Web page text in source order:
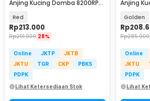
Anjing Kucing Domba 8200RPM
Red
Rp213.000
Rp291.900 28%
Online JKTP
JKTB
JKTU
TGR CKP
PBKS
PDPK
Lihat Ketersediaan Stok
Anjing
Golden
Rp
Rp285.900
Online
JKTU
PDPK
Lihat